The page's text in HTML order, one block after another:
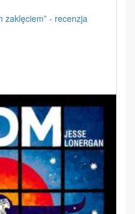
zaklęciem” - recenzja